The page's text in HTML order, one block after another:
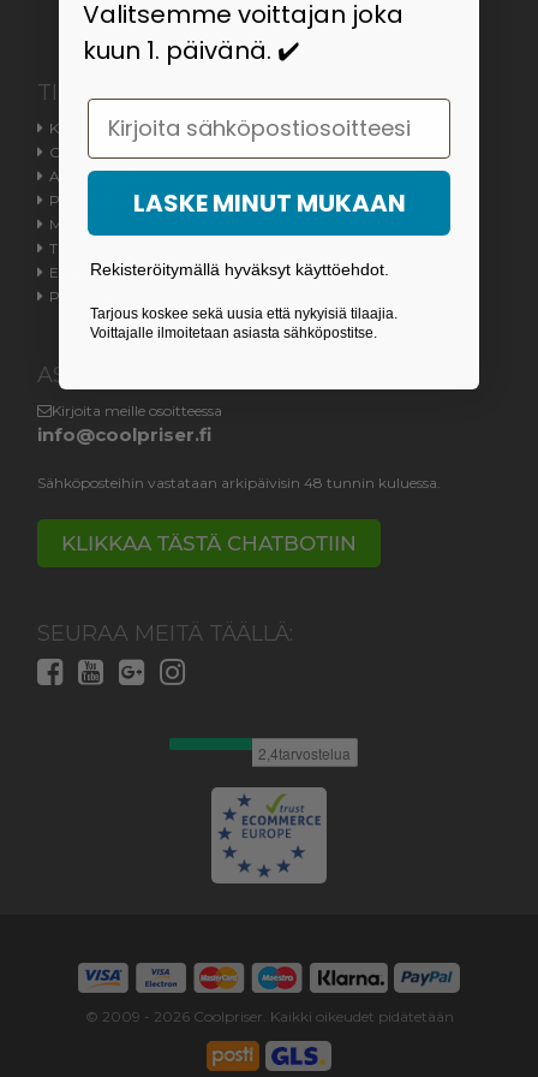
TIETOA
Kauppaehdot
Ota meihin yhteyttä
Asiakaspalvelu
Palautus- / toimitusoikeus
Meistä
Tilauksen tila
Evästeasetukset
Peruuttamislomake
ASIAKASPALVELU
Kirjoita meille osoitteessa
info@coolpriser.fi
Sähköposteihin vastataan arkipäivisin 48 tunnin kuluessa.
KLIKKAA TÄSTÄ CHATBOTIIN
SEURAA MEITÄ TÄÄLLÄ:
© 2009 - 2026Coolpriser. Kaikki oikeudet pidätetään
Valitsemme voittajan joka
kuun 1. päivänä. ✔️
Email
LASKE MINUT MUKAAN
Rekisteröitymällä hyväksyt käyttöehdot.
Tarjous koskee sekä uusia että nykyisiä tilaajia.
Voittajalle ilmoitetaan asiasta sähköpostitse.